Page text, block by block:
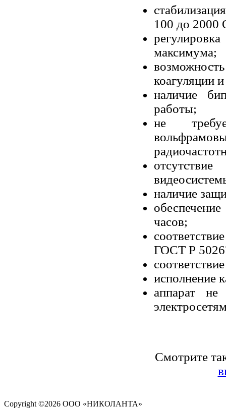
100 до 2000
максимума;
коагуляции
наличие
работы;
не
наличие
часов;
ГОСТ Р
исполнение
аппарат не
Смотрите
Copyright ©2026 ООО «НИКОЛАНТА»